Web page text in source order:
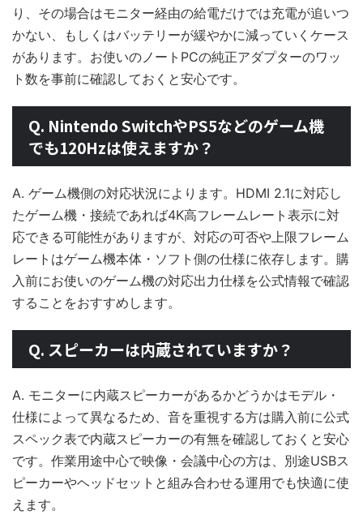
り、その場合はモニター経由の給電だけでは充電が追いつ
かない、もしくはバッテリーが緩やかに減っていくケース
があります。お使いのノートPCの純正アダプターのワッ
ト数を事前に確認しておくと安心です。
Q. Nintendo SwitchやPS5などのゲーム機
でも120Hzは使えますか？
A. ゲーム機側の対応状況によります。HDMI 2.1に対応し
たゲーム機・接続であれば4K高フレームレート表示に対
応できる可能性がありますが、対応の可否や上限フレーム
レートはゲーム機本体・ソフト側の仕様に依存します。購
入前にお使いのゲーム機の対応出力仕様を公式情報で確認
することをおすすめします。
Q. スピーカーは内蔵されていますか？
A. モニターに内蔵スピーカーがあるかどうかはモデル・
仕様によって異なるため、音を重視する方は購入前に公式
スペック表で内蔵スピーカーの有無を確認しておくと安心
です。作業用途中心で映像・会議中心の方は、別途USBス
ピーカーやヘッドセットと組み合わせる運用でも快適に使
えます。